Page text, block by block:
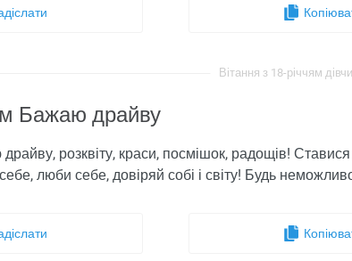
Вітання з 18-річчям
Бажаю драйву
розквіту, краси, посмішок, радощів! Ставися
люби себе, довіряй собі і світу! Будь